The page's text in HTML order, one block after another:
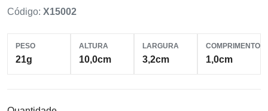
Código: X15002
PESO
21g
ALTURA
10,0cm
LARGURA
3,2cm
COMPRIMENTO
1,0cm